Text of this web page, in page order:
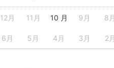
12月 11月 10 月 9月 8月
6月 5月 4月 3月 2月